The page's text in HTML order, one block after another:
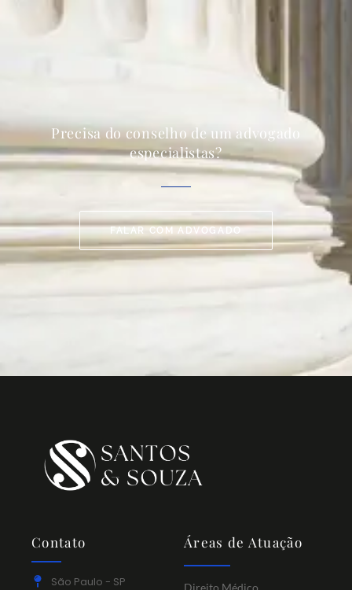
Precisa do conselho de um advogado
especialistas?
FALAR COM ADVOGADO
Contato
São Paulo - SP
Áreas de Atuação
Direito Médico